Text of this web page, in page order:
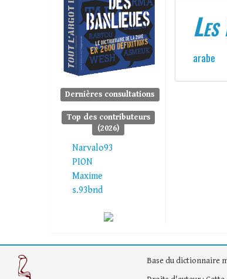
Dernières consultations
Top des contributeurs
(2026)
Narvalo93
PION
Maxime
s.93bnd
arabe
Base du dictionnaire